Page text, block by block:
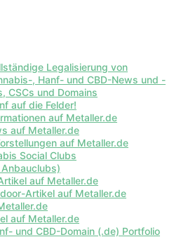
Legalisierung von
, Hanf- und CBD-News und -
CSCs und Domains
auf die Felder!
auf Metaller.de
auf Metaller.de
auf Metaller.de
Social Clubs
auf Metaller.de
Artikel auf Metaller.de
auf Metaller.de
und CBD-Domain (.de) Portfolio